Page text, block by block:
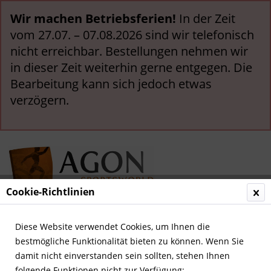
Wir machen Betriebsferien! In der Zeit
vom 27.07. – 07.08.2026 sind wir telefonisch
nicht erreichbar. Bestellungen nehmen wir
in dieser Zeit weiterhin gerne entgegen. Die
Bearbeitung kann sich jedoch etwas
verzögern.
Menü
Übersicht Andere deutsche Vereine
Cookie-Richtlinien
Diese Website verwendet Cookies, um Ihnen die
bestmögliche Funktionalität bieten zu können. Wenn Sie
damit nicht einverstanden sein sollten, stehen Ihnen